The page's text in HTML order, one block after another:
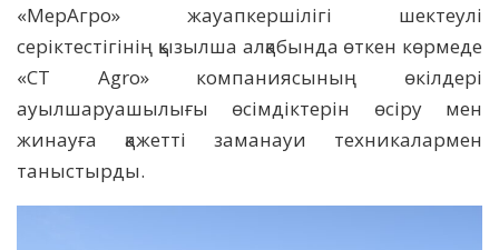
«МерАгро» жауапкершілігі шектеулі
серіктестігінің қызылша алқабында өткен көрмеде
«СТ Agro» компаниясының өкілдері
ауылшаруашылығы өсімдіктерін өсіру мен
жинауға қажетті заманауи техникалармен
таныстырды.